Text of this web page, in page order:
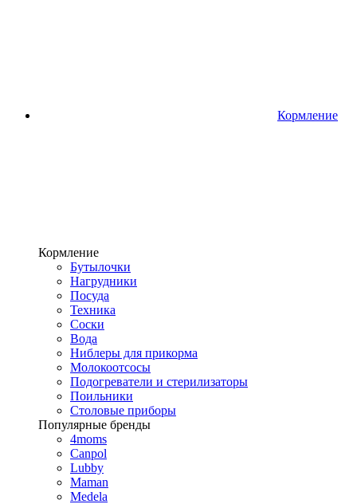
Кормление
Кормление
Бутылочки
Нагрудники
Посуда
Техника
Соски
Вода
Ниблеры для прикорма
Молокоотсосы
Подогреватели и стерилизаторы
Поильники
Столовые приборы
Популярные бренды
4moms
Canpol
Lubby
Maman
Medela